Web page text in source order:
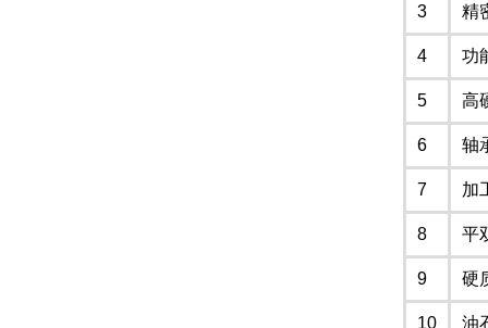
3 精
4 功
5 高
6 轴
7 加
8 平
9 硬
10 油